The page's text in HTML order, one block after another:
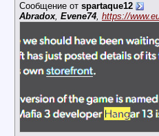
Сообщение от spartaque12
Abradox, Evene74, https://